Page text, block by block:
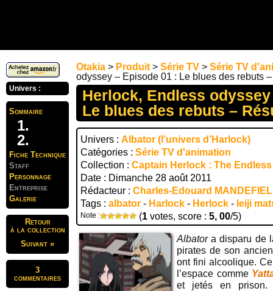
Univers :
Sommaire
Fiche Technique
Staff
Personnage
Entreprise
Galerie
Retour
à la collection
Suivant »
3
commentaires
Otakia > Produit > Série TV > Série TV
odyssey – Episode 01 : Le blues des rebuts
Herlock, Endless
Le blues des rebuts –
Univers : Albator (l’univers d’Harlock)
Catégories : Série TV d'animation
Collection : Captain Herlock : The
Date : Dimanche 28 août 2011
Rédacteur : Charles-Edouard
Tags : albator - Harlock - Herlock - leiji
Note : (1 votes, score : 5, 00/5)
Albatora disparu de
pirates de son
ont fini alcoolique.
l’espace comme
et jetés en